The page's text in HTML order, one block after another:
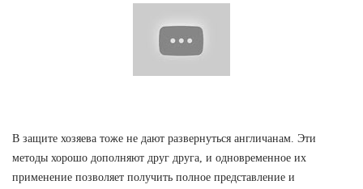
В защите хозяева тоже не дают развернуться англичанам. Эти
методы хорошо дополняют друг друга, и одновременное их
применение позволяет получить полное представление и